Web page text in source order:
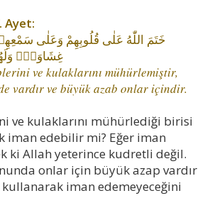
Ayet:
خَتَمَ اللّٰهُ عَلٰى قُلُوبِهِمْ وَعَلٰى
غِشَاوَةٌۘ
ve kulaklarını mühürlemiştir,
vardır ve büyük azab onlar içindir.
ve kulaklarını mühürlediği birisi
iman edebilir mi? Eğer iman
ki Allah yeterince kudretli değil.
onlar için büyük azap vardır
kullanarak iman edemeyeceğini